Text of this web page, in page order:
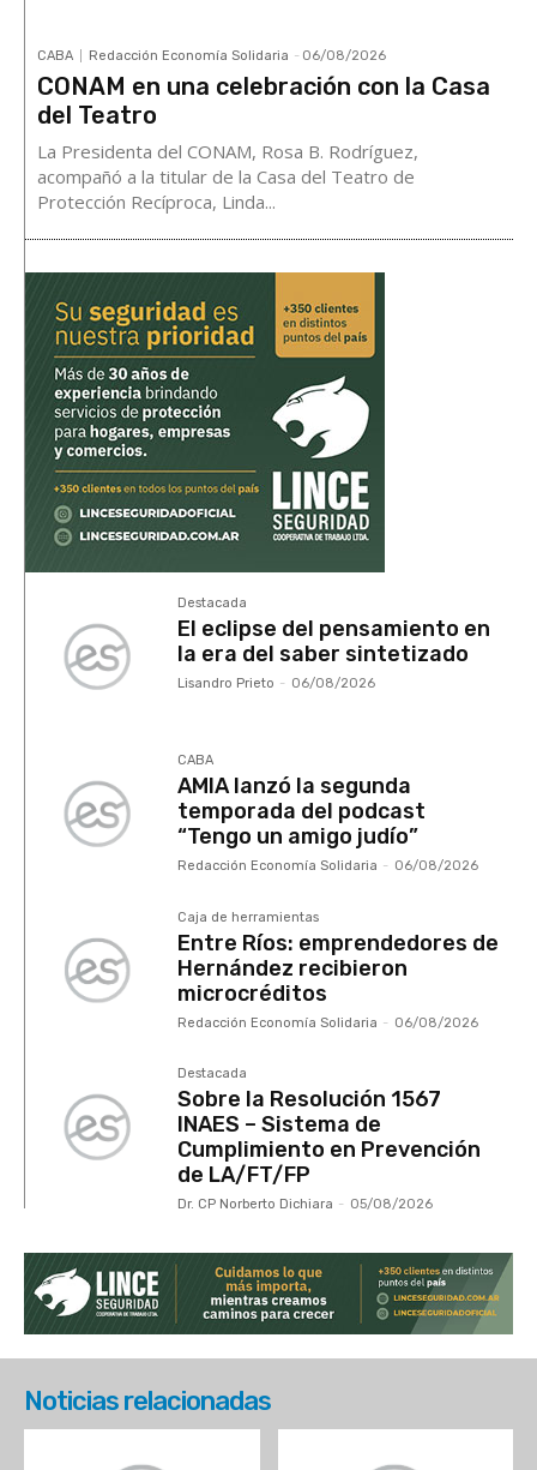
CABA Redacción Economía Solidaria - 06/08/2026
CONAM en una celebración con la Casa
del Teatro
La Presidenta del CONAM, Rosa B. Rodríguez,
acompañó a la titular de la Casa del Teatro de
Protección Recíproca, Linda...
Destacada
El eclipse del pensamiento en
la era del saber sintetizado
Lisandro Prieto - 06/08/2026
CABA
AMIA lanzó la segunda
temporada del podcast
“Tengo un amigo judío”
Redacción Economía Solidaria - 06/08/2026
Caja de herramientas
Entre Ríos: emprendedores de
Hernández recibieron
microcréditos
Redacción Economía Solidaria - 06/08/2026
Destacada
Sobre la Resolución 1567
INAES – Sistema de
Cumplimiento en Prevención
de LA/FT/FP
Dr. CP Norberto Dichiara - 05/08/2026
Noticias relacionadas